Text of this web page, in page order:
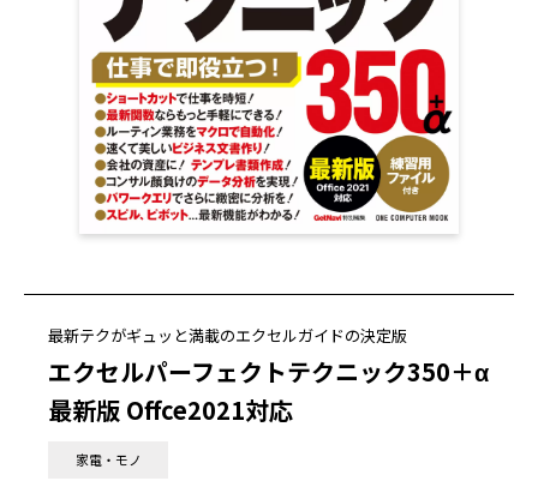
最新テクがギュッと満載のエクセルガイドの決定版
エクセルパーフェクトテクニック350＋α
最新版 Offce2021対応
家電・モノ